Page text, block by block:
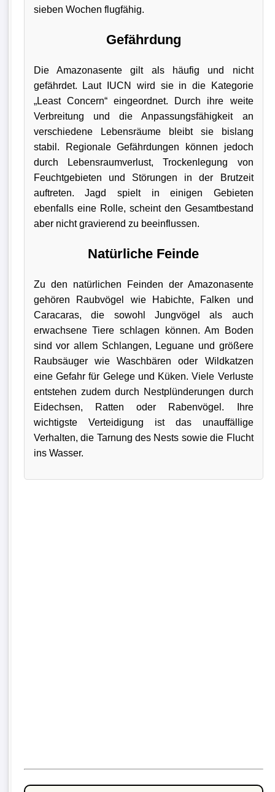
sieben Wochen flugfähig.
Gefährdung
Die Amazonasente gilt als häufig und nicht
gefährdet. Laut IUCN wird sie in die Kategorie
„Least Concern“ eingeordnet. Durch ihre weite
Verbreitung und die Anpassungsfähigkeit an
verschiedene Lebensräume bleibt sie bislang
stabil. Regionale Gefährdungen können jedoch
durch Lebensraumverlust, Trockenlegung von
Feuchtgebieten und Störungen in der Brutzeit
auftreten. Jagd spielt in einigen Gebieten
ebenfalls eine Rolle, scheint den Gesamtbestand
aber nicht gravierend zu beeinflussen.
Natürliche Feinde
Zu den natürlichen Feinden der Amazonasente
gehören Raubvögel wie Habichte, Falken und
Caracaras, die sowohl Jungvögel als auch
erwachsene Tiere schlagen können. Am Boden
sind vor allem Schlangen, Leguane und größere
Raubsäuger wie Waschbären oder Wildkatzen
eine Gefahr für Gelege und Küken. Viele Verluste
entstehen zudem durch Nestplünderungen durch
Eidechsen, Ratten oder Rabenvögel. Ihre
wichtigste Verteidigung ist das unauffällige
Verhalten, die Tarnung des Nests sowie die Flucht
ins Wasser.